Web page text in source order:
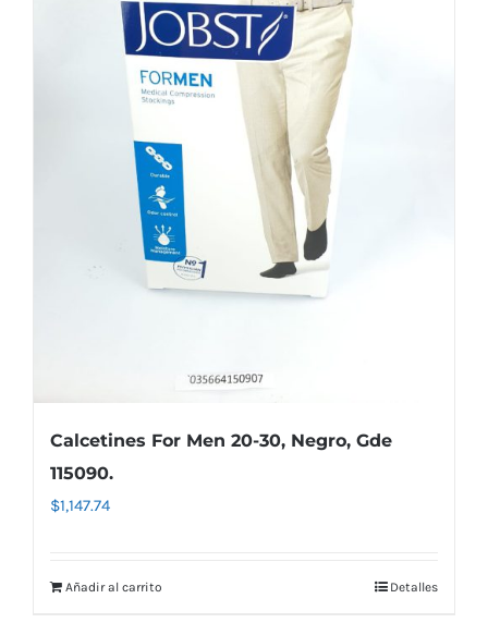
Calcetines For Men 20-30, Negro, Gde
115090.
$1,147.74
Añadir al carrito Detalles